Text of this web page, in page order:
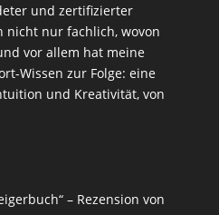
und zertifizierter
nicht nur fachlich, wovon
vor allem hat meine
Wissen zur Folge: eine
und Kreativität, von
– Rezension von